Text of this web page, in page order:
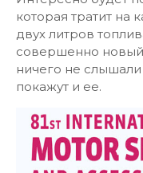
которая тратит на
двух литров
совершенно
ничего не
покажут и ее.